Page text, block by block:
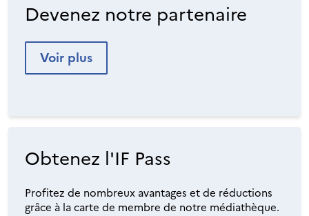
Devenez notre partenaire
Voir plus
Obtenez l'IF Pass
Profitez de nombreux avantages et de réductions
grâce à la carte de membre de notre médiathèque.